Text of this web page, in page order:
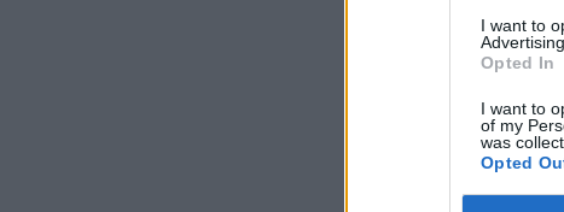
I want to
Advertising.
Opted In
I want to
of my
was
Opted